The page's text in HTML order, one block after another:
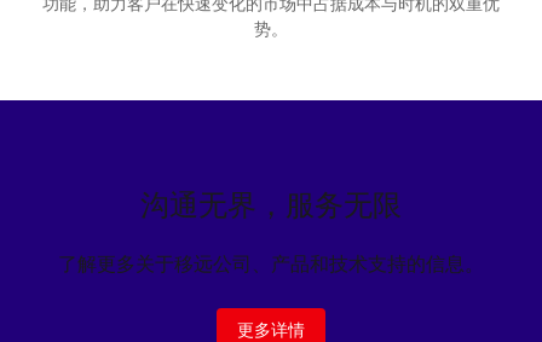
功能，助力客户在快速变化的市场中占据成本与时机的双重优
势。
沟通无界，服务无限
了解更多关于移远公司、产品和技术支持的信息。
更多详情